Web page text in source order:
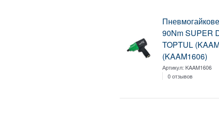
90Nm SUPER
TOPTUL
(KAAM1606)
Артикул:KAAM1606
0 отзывов